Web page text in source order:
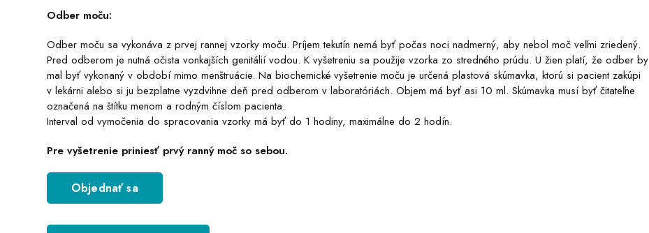
Odber moču:
Odber moču sa vykonáva z prvej rannej vzorky moču. Príjem tekutín nemá byť počas noci nadmerný, aby nebol moč veľmi zriedený.
Pred odberom je nutná očista vonkajších genitálií vodou. K vyšetreniu sa použije vzorka zo stredného prúdu. U žien platí, že odber by
mal byť vykonaný v období mimo menštruácie. Na biochemické vyšetrenie moču je určená plastová skúmavka, ktorú si pacient zakúpi
v lekárni alebo si ju bezplatne vyzdvihne deň pred odberom v laboratóriách. Objem má byť asi 10 ml. Skúmavka musí byť čitateľne
označená na štítku menom a rodným číslom pacienta.
Interval od vymočenia do spracovania vzorky má byť do 1 hodiny, maximálne do 2 hodín.
Pre vyšetrenie priniesť prvý ranný moč so sebou.
Objednať sa